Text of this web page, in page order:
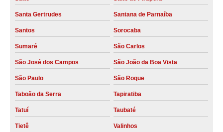
Santa Gertrudes Santana de Parnaíba
Santos Sorocaba
Sumaré São Carlos
São José dos Campos São João da Boa Vista
São Paulo São Roque
Taboão da Serra Tapiratiba
Tatuí Taubaté
Tietê Valinhos